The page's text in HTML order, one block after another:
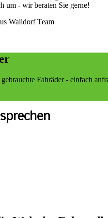
um - wir beraten Sie gerne!
Walldorf Team
Fahräder - einfach